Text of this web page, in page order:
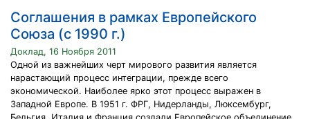
Соглашения в рамках Европейского
Союза (с 1990 г.)
Доклад, 16 Ноября 2011
Одной из важнейших черт мирового развития является
нарастающий процесс интеграции, прежде всего
экономической. Наиболее ярко этот процесс выражен в
Западной Европе. В 1951 г. ФРГ, Нидерланды, Люксембург,